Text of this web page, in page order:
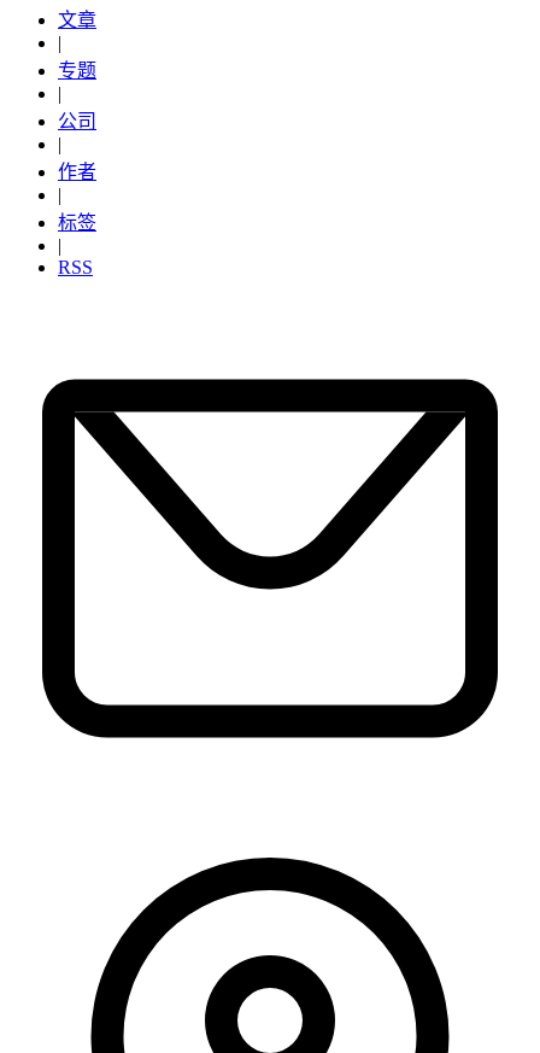
文章
|
专题
|
公司
|
作者
|
标签
|
RSS